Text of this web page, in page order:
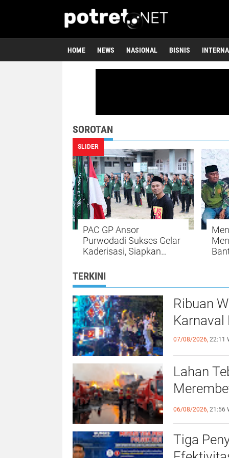
HOME NEWS NASIONAL BISNIS
SLIDER
SOROTAN
PAC GP Ansor
Purwodadi Sukses Gelar
Kaderisasi, Siapkan
Berwawasan Islam
Nusantara
TERKINI
Ribuan
Karnaval
07/08/2026, 22:11
Lahan
Paper
06/08/2026, 21:56
Tiga